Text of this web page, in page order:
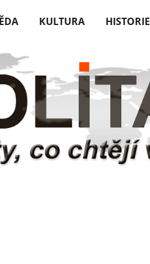
KULTURA HISTORIE